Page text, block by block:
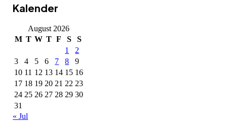
Kalender
August 2026
M T W T F S
S
1
2
3
4 5 6 7 8
9
10 11 12 13 14 15 16
17 18 19 20 21 22 23
24 25 26 27 28 29 30
31
« Jul